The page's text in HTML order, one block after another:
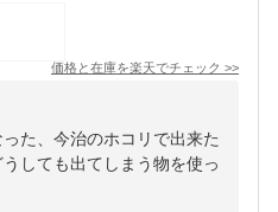
価格と在庫を楽天でチェック >>
た、今治のホコリで出来た
しても出てしまう物を使っ